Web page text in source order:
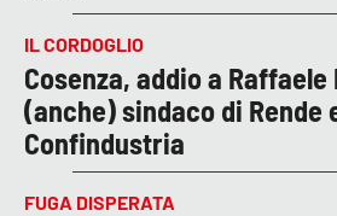
IL CORDOGLIO
Cosenza, addio a Raffaele
(anche) sindaco di Rende
Confindustria
FUGA DISPERATA